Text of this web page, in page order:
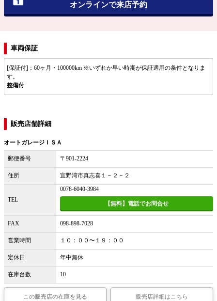
オンラインで来店予約
車両保証
[保証付]：60ヶ月・100000km ※いずれか早い時期が保証適用の条件となりま
す。
整備付
販売店舗詳細
オートガレージＩＳＡ
郵便番号 〒901-2224
住所 宜野湾市真志喜１－２－２
TEL
0078-6040-3984
【無料】電話でお問合せ
FAX 098-898-7028
営業時間 １０：００〜１９：００
定休日 年中無休
在庫台数 10
この販売店の在庫を見る 販売店詳細はこちら